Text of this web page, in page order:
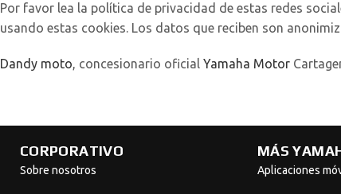
Por favor lea la política de privacidad de estas redes
usando estas cookies. Los datos que reciben son
Dandy moto, concesionario oficial Yamaha Motor
CORPORATIVO
Sobre nosotros
MÁS
Aplicaciones